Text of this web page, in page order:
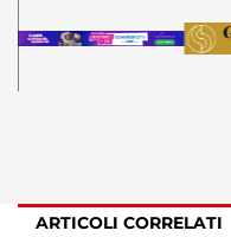
ARTICOLI CORRELATI